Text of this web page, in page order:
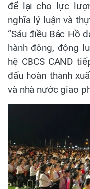
để lại cho lực
nghĩa lý luận và
“Sáu điều Bác Hồ
hành động, động
hệ CBCS CAND
đấu hoàn thành
và nhà nước giao